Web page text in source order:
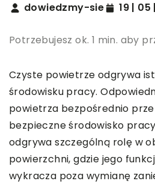
dowiedzmy-sie 19 | 05
Potrzebujesz ok. 1 min. aby
Czyste powietrze odgrywa
środowisku pracy.
powietrza bezpośrednio
bezpieczne środowisko
odgrywa szczególną rolę w
powierzchni, gdzie jego
wykracza poza wymianę